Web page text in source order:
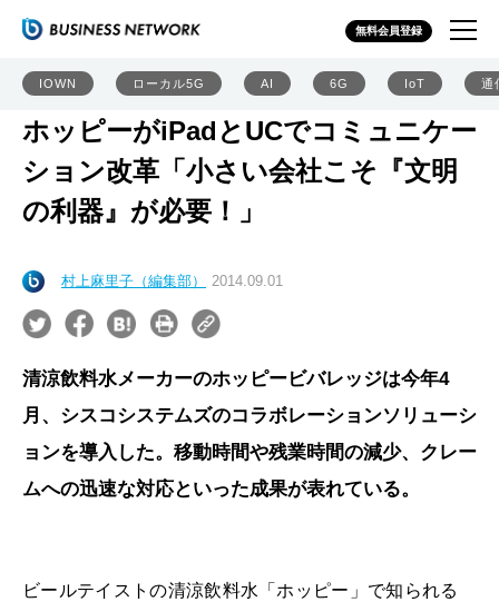
無料会員登録
IOWN ローカル5G AI 6G IoT 通
ホッピーがiPadとUCでコミュニケー
ション改革「小さい会社こそ『文明
の利器』が必要！」
村上麻里子（編集部） 2014.09.01
清涼飲料水メーカーのホッピービバレッジは今年4
月、シスコシステムズのコラボレーションソリューシ
ョンを導入した。移動時間や残業時間の減少、クレー
ムへの迅速な対応といった成果が表れている。
ビールテイストの清涼飲料水「ホッピー」で知られる